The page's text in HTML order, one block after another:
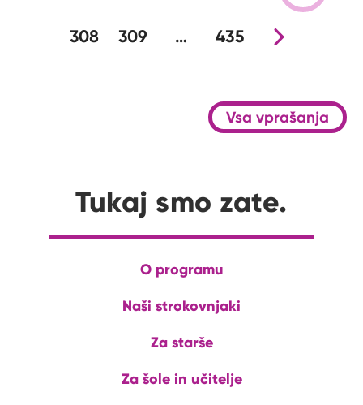
308 309 … 435Nova stran
Vsa vprašanja
Tukaj smo zate.
O programu
Naši strokovnjaki
Za starše
Za šole in učitelje